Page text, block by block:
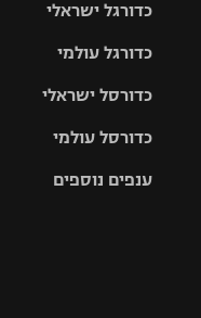
כדורגל ישראלי
גביע הטוטו
כדורגל עולמי
האלופות
ליגה
כדורסל ישראלי
סל
כדורסל עולמי
ענפים נוספים